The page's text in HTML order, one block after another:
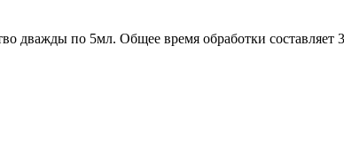
дважды по 5мл. Общее время обработки составляет